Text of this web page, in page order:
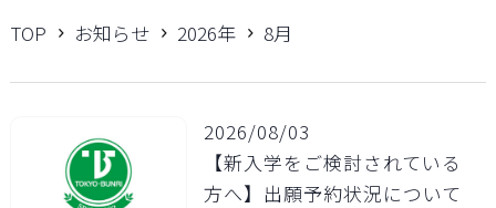
TOP お知らせ 2026年 8月
2026/08/03
【新入学をご検討されている
方へ】出願予約状況について